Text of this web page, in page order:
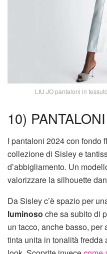
LIU JO pantaloni in
10)
I pantaloni 2024 con fondo
collezione di Sisley e
d’abbigliamento. Un
valorizzare la silhouette
Da Sisley c’è spazio per
luminoso che sa subito di
un tacco, anche basso, per
tinta unita in tonalità